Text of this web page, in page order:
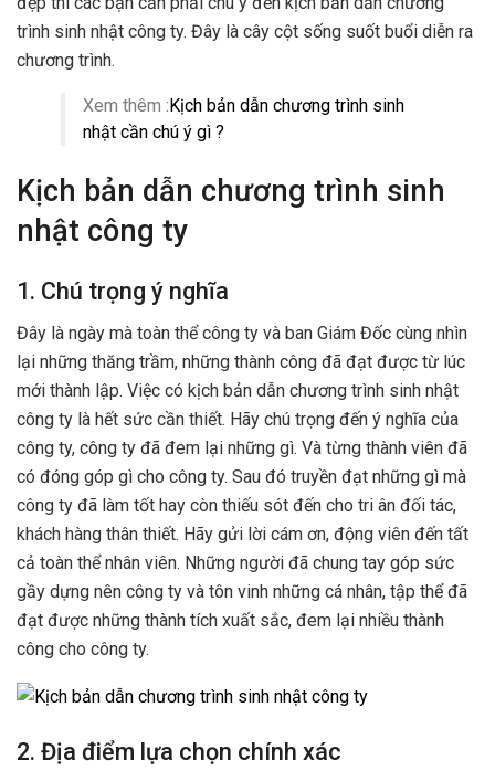
trình sinh nhật công ty. Đây là cây cột sống suốt buổi diễn ra
chương trình.
Xem thêm : Kịch bản dẫn chương trình sinh
nhật cần chú ý gì ?
Kịch bản dẫn chương trình sinh
nhật công ty
1. Chú trọng ý nghĩa
Đây là ngày mà toàn thể công ty và ban Giám Đốc cùng nhìn
lại những thăng trầm, những thành công đã đạt được từ lúc
mới thành lập. Việc có kịch bản dẫn chương trình sinh nhật
công ty là hết sức cần thiết. Hãy chú trọng đến ý nghĩa của
công ty, công ty đã đem lại những gì. Và từng thành viên đã
có đóng góp gì cho công ty. Sau đó truyền đạt những gì mà
công ty đã làm tốt hay còn thiếu sót đến cho tri ân đối tác,
khách hàng thân thiết. Hãy gửi lời cám ơn, động viên đến tất
cả toàn thể nhân viên. Những người đã chung tay góp sức
gầy dựng nên công ty và tôn vinh những cá nhân, tập thể đã
đạt được những thành tích xuất sắc, đem lại nhiều thành
công cho công ty.
2. Địa điểm lựa chọn chính xác